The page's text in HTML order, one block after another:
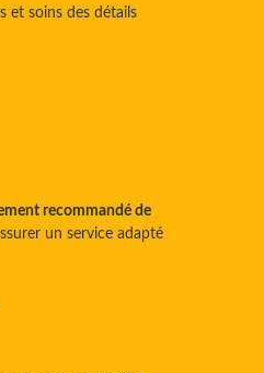
et soins des détails
recommandé de
un service adapté